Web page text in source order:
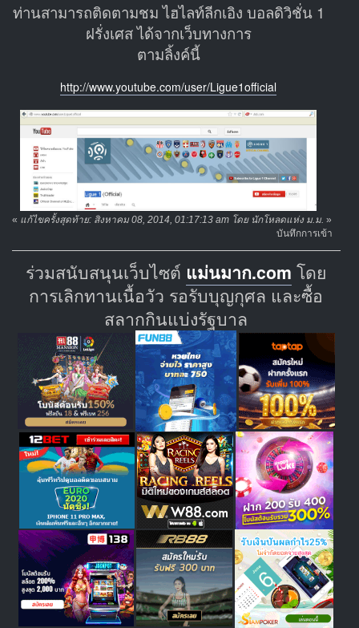
ท่านสามารถติดตามชม ไฮไลท์ลีกเอิง บอลดิวิชั่น 1
ฝรั่งเศส ได้จากเว็บทางการ
ตามลิ้งค์นี้
http://www.youtube.com/user/Ligue1official
« แก้ไขครั้งสุดท้าย: สิงหาคม 08, 2014, 01:17:13 am โดย นักโหลดแห่ง ม.ม. »
บันทึกการเข้า
ร่วมสนับสนุนเว็บไซต์ แม่นมาก.com โดย
การเลิกทานเนื้อวัว รอรับบุญกุศล และซื้อ
สลากกินแบ่งรัฐบาล